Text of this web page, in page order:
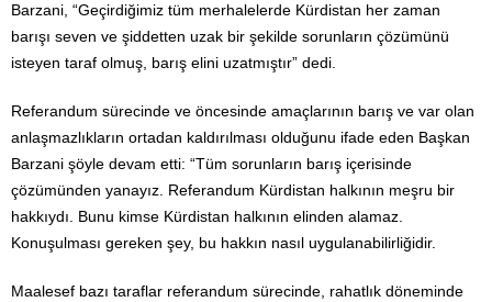
Barzani, “Geçirdiğimiz tüm merhalelerde Kürdistan her zaman
barışı seven ve şiddetten uzak bir şekilde sorunların çözümünü
isteyen taraf olmuş, barış elini uzatmıştır” dedi.
Referandum sürecinde ve öncesinde amaçlarının barış ve var olan
anlaşmazlıkların ortadan kaldırılması olduğunu ifade eden Başkan
Barzani şöyle devam etti: “Tüm sorunların barış içerisinde
çözümünden yanayız. Referandum Kürdistan halkının meşru bir
hakkıydı. Bunu kimse Kürdistan halkının elinden alamaz.
Konuşulması gereken şey, bu hakkın nasıl uygulanabilirliğidir.
Maalesef bazı taraflar referandum sürecinde, rahatlık döneminde